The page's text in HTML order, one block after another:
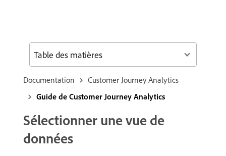
Documentation
Customer Journey Analytics
Guide de Customer Journey Analytics
Sélectionner une vue de
données
Table des matières